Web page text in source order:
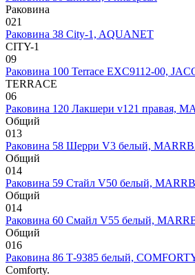
Раковина
021
Раковина 38 City-1, AQUANET
CITY-1
09
Раковина 100 Terrace EXC9112-00,
TERRACE
06
Раковина 120 Лакшери v121 правая,
Общий
013
Раковина 58 Шерри V3 белый,
Общий
014
Раковина 59 Стайл V50 белый,
Общий
014
Раковина 60 Смайл V55 белый,
Общий
016
Раковина 86 Т-9385 белый,
Comforty.